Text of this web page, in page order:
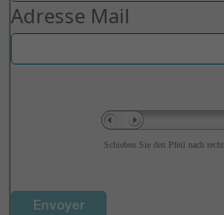
Adresse Mail
Schieben Sie den Pfeil nach